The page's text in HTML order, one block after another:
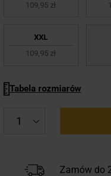
109,95 zł
XXL
109,95 zł
Tabela rozmiarów
Zamów do